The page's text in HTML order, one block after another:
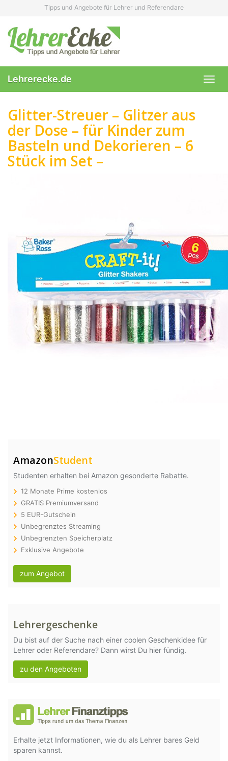
content
Tipps und Angebote für Lehrer und Referendare
Lehrerecke.de
Glitter-Streuer – Glitzer aus
der Dose – für Kinder zum
Basteln und Dekorieren – 6
Stück im Set –
AmazonStudent
Studenten erhalten bei Amazon gesonderte Rabatte.
12 Monate Prime kostenlos
GRATIS Premiumversand
5 EUR-Gutschein
Unbegrenztes Streaming
Unbegrenzten Speicherplatz
Exklusive Angebote
zum Angebot
Lehrergeschenke
Du bist auf der Suche nach einer coolen Geschenkidee für
Lehrer oder Referendare? Dann wirst Du hier fündig.
zu den Angeboten
Erhalte jetzt Informationen, wie du als Lehrer bares Geld
sparen kannst.